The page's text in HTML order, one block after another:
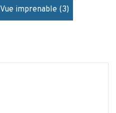
Vue imprenable (3)